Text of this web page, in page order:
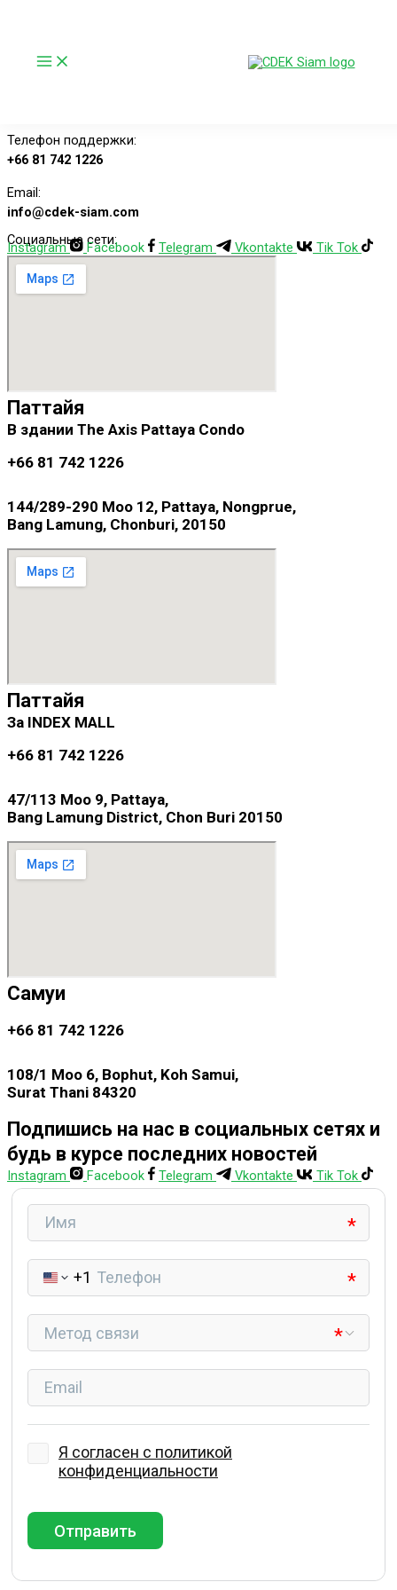
Телефон поддержки:
+66 81 742 1226
Email:
info@cdek-siam.com
Социальные сети:
Instagram Facebook Telegram Vkontakte Tik Tok
Паттайя
В здании The Axis Pattaya Condo
+66 81 742 1226
144/289-290 Moo 12, Pattaya, Nongprue,
Bang Lamung, Chonburi, 20150
Паттайя
За INDEX MALL
+66 81 742 1226
47/113 Moo 9, Pattaya,
Bang Lamung District, Chon Buri 20150
Самуи
+66 81 742 1226
108/1 Moo 6, Bophut, Koh Samui,
Surat Thani 84320
Подпишись на нас в социальных сетях и
будь в курсе последних новостей
Instagram Facebook Telegram Vkontakte Tik Tok